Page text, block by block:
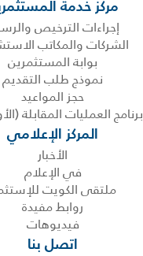
مركز خدمة
إجراءات الترخيص
الشركات والمكاتب
بوابة المستثمرين
نموذج طلب التقديم
حجز المواعيد
برنامج العمليات المقابلة
المركز الإعلامي
الأخبار
في الإعلام
ملتقى الكويت
روابط مفيدة
فيديوهات
اتصل بنا